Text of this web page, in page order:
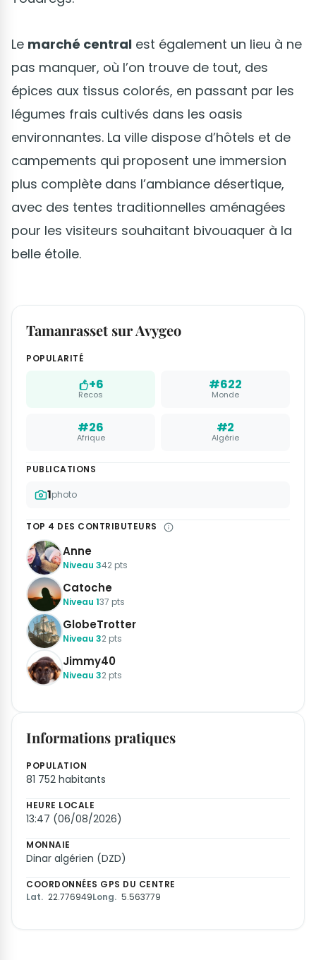
Le marché central est également un lieu à ne
pas manquer, où l’on trouve de tout, des
épices aux tissus colorés, en passant par les
légumes frais cultivés dans les oasis
environnantes. La ville dispose d’hôtels et de
campements qui proposent une immersion
plus complète dans l’ambiance désertique,
avec des tentes traditionnelles aménagées
pour les visiteurs souhaitant bivouaquer à la
belle étoile.
Tamanrasset sur Avygeo
POPULARITÉ
+6
Recos
#622
Monde
#26
Afrique
#2
Algérie
PUBLICATIONS
1photo
TOP 4 DES CONTRIBUTEURS
Anne
Niveau 342 pts
Catoche
Niveau 137 pts
GlobeTrotter
Niveau 32 pts
Jimmy40
Niveau 32 pts
Informations pratiques
POPULATION
81 752 habitants
HEURE LOCALE
13:47 (06/08/2026)
MONNAIE
Dinar algérien (DZD)
COORDONNÉES GPS DU CENTRE
Lat. 22.776949Long. 5.563779